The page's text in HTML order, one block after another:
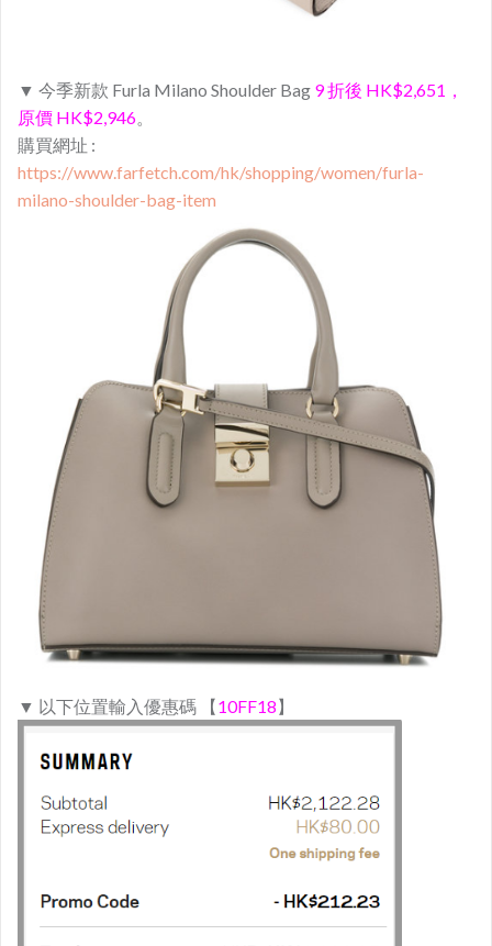
▼ 今季新款 Furla Milano Shoulder Bag 9 折後 HK$2,651，
原價 HK$2,946。
購買網址 :
https://www.farfetch.com/hk/shopping/women/furla-
milano-shoulder-bag-item
▼ 以下位置輸入優惠碼 【10FF18】